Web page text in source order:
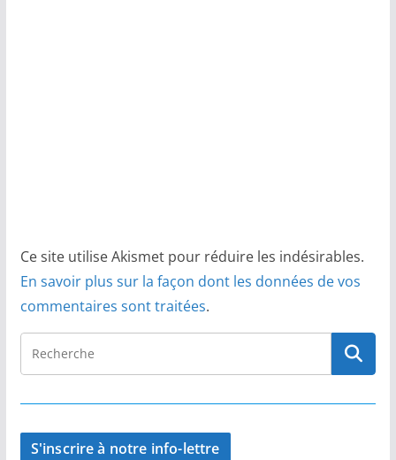
Ce site utilise Akismet pour réduire les indésirables.
En savoir plus sur la façon dont les données de vos
commentaires sont traitées.
S'inscrire à notre info-lettre